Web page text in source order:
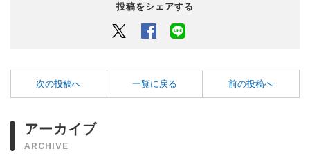
投稿をシェアする
Twitter Facebook
次の投稿へ 一覧に戻る 前の投稿へ
アーカイブ
ARCHIVE